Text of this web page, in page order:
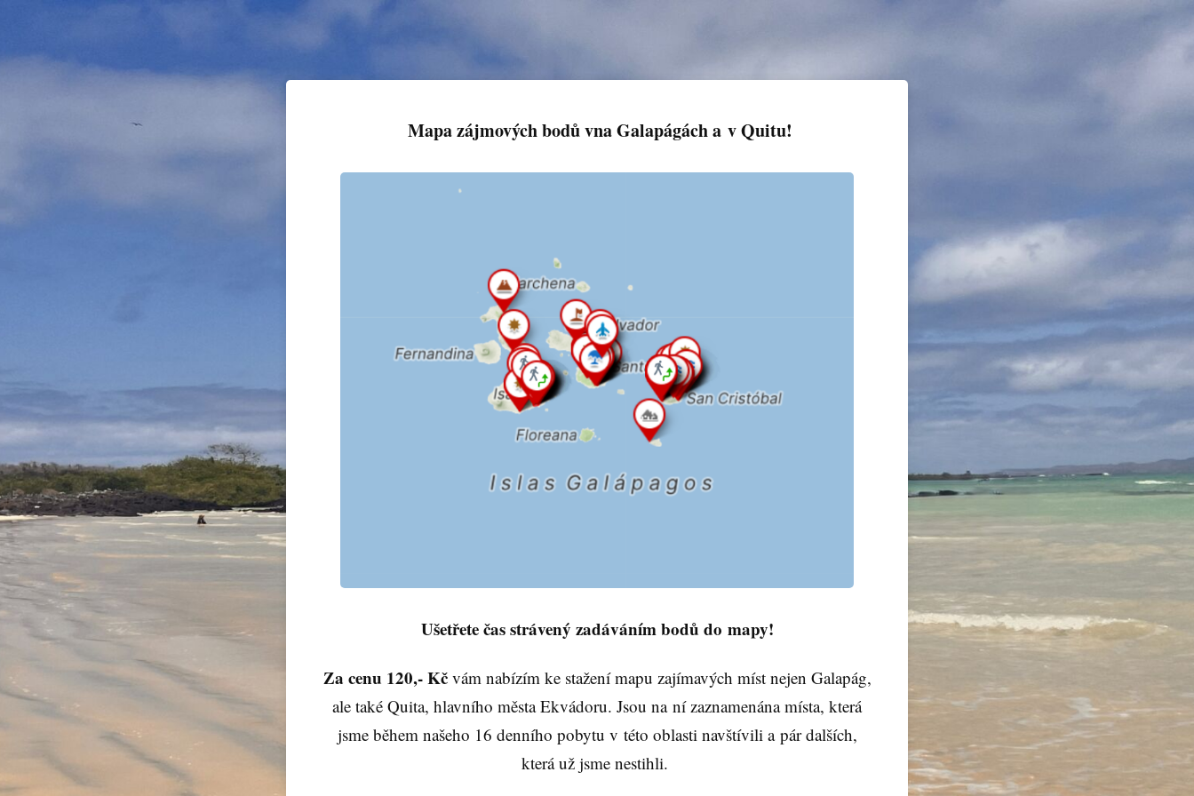
Mapa zájmových bodů vna Galapágách a v Quitu!
Ušetřete čas strávený zadáváním bodů do mapy!
Za cenu 120,- Kčvám nabízím ke stažení mapu zajímavých míst nejen Galapág,
ale také Quita, hlavního města Ekvádoru. Jsou na ní zaznamenána místa, která
jsme během našeho 16 denního pobytu v této oblasti navštívili a pár dalších,
která už jsme nestihli.